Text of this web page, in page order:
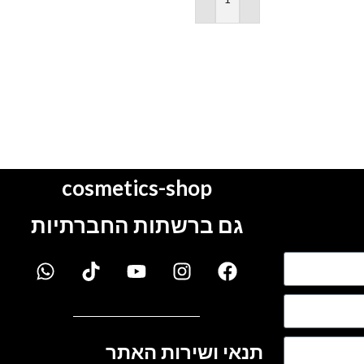
הוספה לסל
cosmetics-shop
גם ברשתות החברתיות
תנאי ושירות האתר